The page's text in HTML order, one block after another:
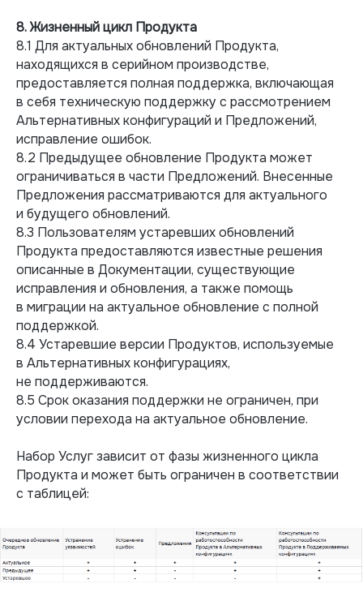
8. Жизненный цикл Продукта
8.1 Для актуальных обновлений Продукта,
находящихся в серийном производстве,
предоставляется полная поддержка, включающая
в себя техническую поддержку с рассмотрением
Альтернативных конфигураций и Предложений,
исправление ошибок.
8.2 Предыдущее обновление Продукта может
ограничиваться в части Предложений. Внесенные
Предложения рассматриваются для актуального
и будущего обновлений.
8.3 Пользователям устаревших обновлений
Продукта предоставляются известные решения
описанные в Документации, существующие
исправления и обновления, а также помощь
в миграции на актуальное обновление с полной
поддержкой.
8.4 Устаревшие версии Продуктов, используемые
в Альтернативных конфигурациях,
не поддерживаются.
8.5 Срок оказания поддержки не ограничен, при
условии перехода на актуальное обновление.
Набор Услуг зависит от фазы жизненного цикла
Продукта и может быть ограничен в соответствии
с таблицей: